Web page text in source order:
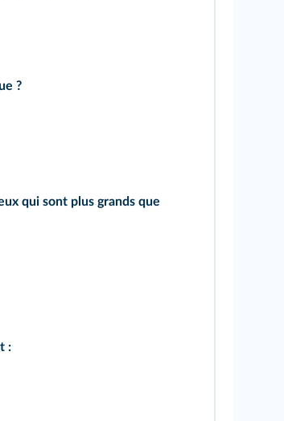
?
qui sont plus grands que
: